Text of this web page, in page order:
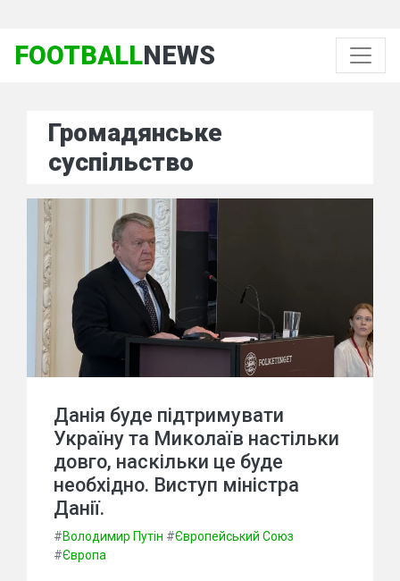
FOOTBALLNEWS
Громадянське
суспільство
Данія буде підтримувати
Україну та Миколаїв настільки
довго, наскільки це буде
необхідно. Виступ міністра
Данії.
#Володимир Путін #Європейський Союз
#Європа